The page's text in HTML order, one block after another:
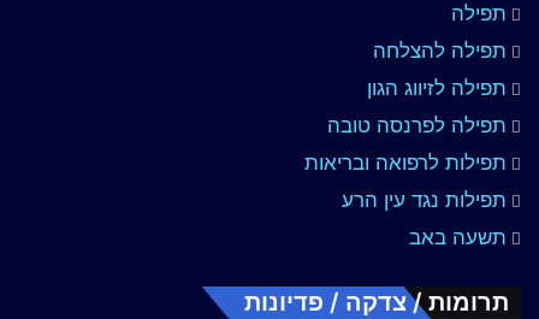
תפילה
תפילה להצלחה
תפילה לזיווג הגון
תפילה לפרנסה טובה
תפילות לרפואה ובריאות
תפילות נגד עין הרע
תשעה באב
תרומות / צדקה / פדיונות